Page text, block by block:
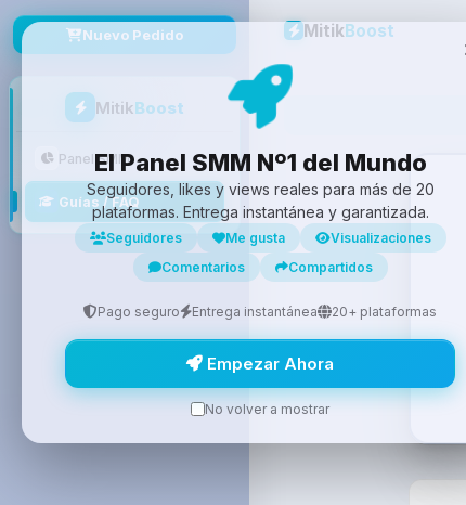
Nuevo Pedido
MitikBoost
Panel SMM
Guías / FAQ
MitikBoost
El Panel SMM Nº1 del Mundo
Seguidores, likes y views reales para más de 20
plataformas. Entrega instantánea y garantizada.
Seguidores Me gusta
Visualizaciones
Comentarios
Compartidos
Pago seguro Entrega instantánea 20+ plataformas
Empezar Ahora
No volver a mostrar